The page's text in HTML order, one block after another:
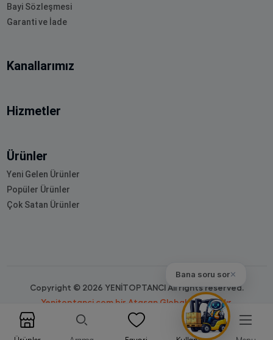
Bana soru sor✕
Bayi Sözleşmesi
Garanti ve İade
Kanallarımız
Hizmetler
Ürünler
Yeni Gelen Ürünler
Popüler Ürünler
Çok Satan Ürünler
Copyright © 2026 YENİTOPTANCI All rights reserved.
Yenitoptanci.com bir Atasan Global markasıdır.